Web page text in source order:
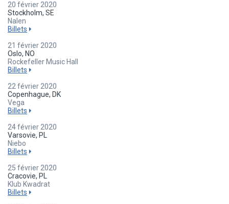
20 février 2020
Stockholm, SE
Nalen
Billets
21 février 2020
Oslo, NO
Rockefeller Music Hall
Billets
22 février 2020
Copenhague, DK
Vega
Billets
24 février 2020
Varsovie, PL
Niebo
Billets
25 février 2020
Cracovie, PL
Klub Kwadrat
Billets